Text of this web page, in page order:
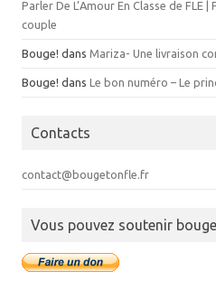
Parler De L’Amour En Classe de FLE |
couple
Bouge! dans Mariza- Une livraison
Bouge! dans Le bon numéro – Le
Contacts
contact@bougetonfle.fr
Vous pouvez soutenir